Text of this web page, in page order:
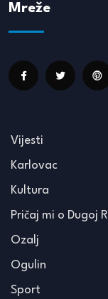
Mreže
Vijesti
Karlovac
Kultura
Pričaj mi o Dugoj
Ozalj
Ogulin
Sport